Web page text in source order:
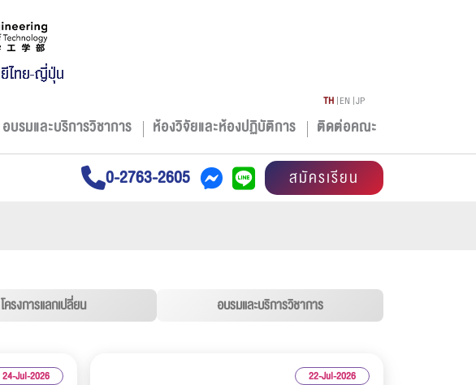
อบรมและบริการวิชาการ ห้องวิจัยและห้องปฏิบัติการ ติดต่อคณะ
TH EN JP
0-2763-2605 สมัครเรียน
โครงการแลกเปลี่ยน อบรมและบริการวิชาการ
24-Jul-2026 22-Jul-2026